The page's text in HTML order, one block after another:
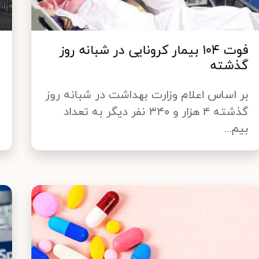
فوت ۱۰۴ بیمار کرونایی در شبانه روز
گذشته
بر اساس اعلام وزارت بهداشت در شبانه روز
گذشته ۴ هزار و ۳۴۰ نفر دیگر به تعداد
بیم...